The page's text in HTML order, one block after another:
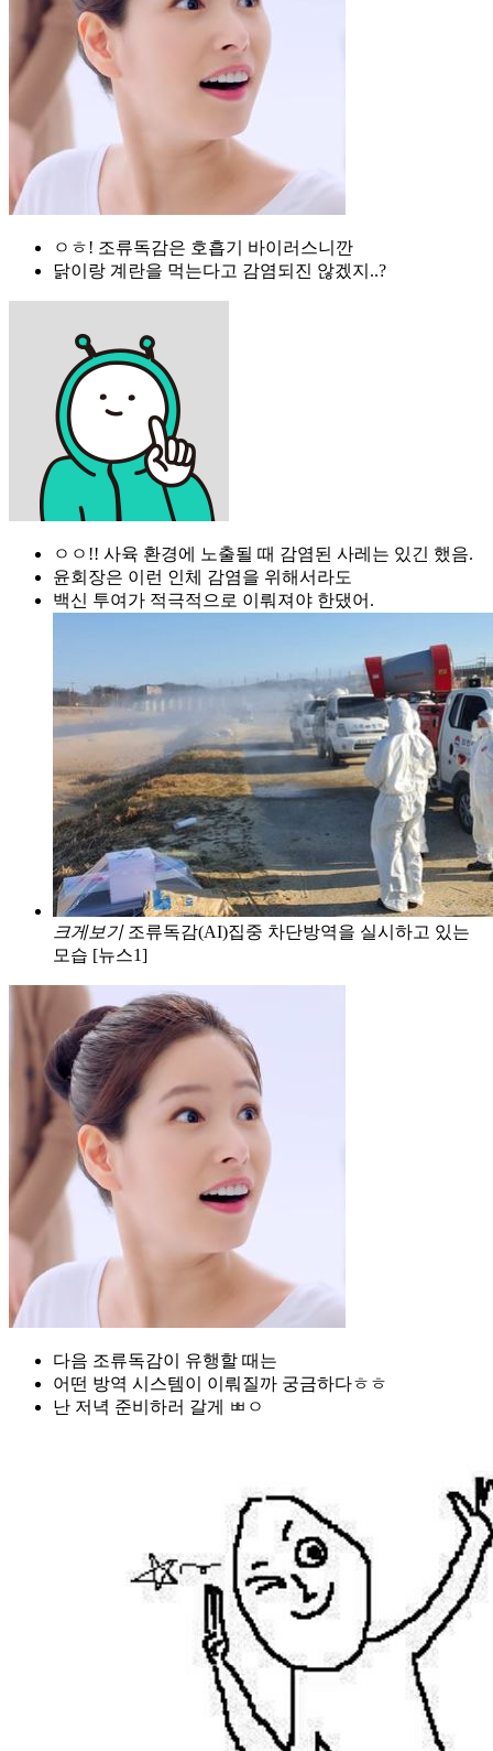
ㅇㅎ! 조류독감은 호흡기 바이러스니깐
닭이랑 계란을 먹는다고 감염되진 않겠지..?
ㅇㅇ!! 사육 환경에 노출될 때 감염된 사레는 있긴 했음.
윤회장은 이런 인체 감염을 위해서라도
백신 투여가 적극적으로 이뤄져야 한댔어.
크게보기 조류독감(AI)집중 차단방역을 실시하고 있는
모습 [뉴스1]
다음 조류독감이 유행할 때는
어떤 방역 시스템이 이뤄질까 궁금하다ㅎㅎ
난 저녁 준비하러 갈게 ㅃㅇ